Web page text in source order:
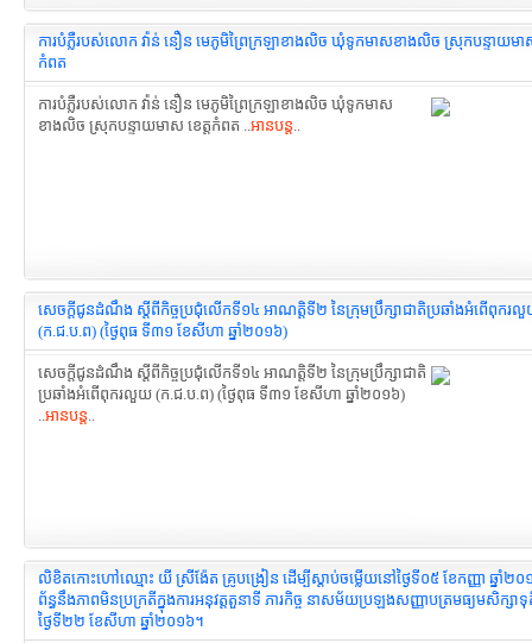
ការបំភ្លឺរបស់លោក វ៉ាន់ នឿន មេភូមិព្រៃក្រឡាខាងលិច ឃុំទូកមាសខាងលិច ស្រុកបន្ទាយមា
កំពត
ការបំភ្លឺរបស់លោក វ៉ាន់ នឿន មេភូមិព្រៃក្រឡាខាងលិច ឃុំទូកមាស
ខាងលិច ស្រុកបន្ទាយមាស ខេត្តកំពត ..អានបន្ត..
សេចក្តីជូនដំណឹង ស្តីពីកិច្ចប្រជុំលើកទី១៤ អាណត្តិទី២ នៃក្រុមប្រឹក្សាជាតិប្រឆាំងអំពើពុករ
(ក.ជ.ប.ព) (ថ្ងៃពុធ ទី៣១ ខែសីហា ឆ្នាំ២០១៦)
សេចក្តីជូនដំណឹង ស្តីពីកិច្ចប្រជុំលើកទី១៤ អាណត្តិទី២ នៃក្រុមប្រឹក្សាជាតិ
ប្រឆាំងអំពើពុករលួយ (ក.ជ.ប.ព) (ថ្ងៃពុធ ទី៣១ ខែសីហា ឆ្នាំ២០១៦)
..អានបន្ត..
លិខិតកោះហៅឈ្មោះ យី ស្រីង៉ែត គ្រូបង្រៀន ដើម្បីស្តាប់ចម្លើយនៅថ្ងៃទី០៥ ខែកញ្ញា ឆ្នាំ២០
ព័ន្ធនឹងភាពមិនប្រក្រតី​ក្នុងការអនុវត្តតួនាទី ភារកិច្ច នាសម័យប្រឡងសញ្ញាបត្រ​មធ្យមសិក្ស
ថ្ងៃទី២២ ខែសីហា ឆ្នាំ២០១៦។